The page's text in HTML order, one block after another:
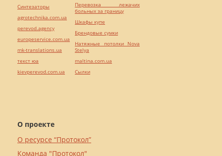
О проекте
О ресурсе “Протокол”
Команда "Протокол"
Синтезаторы
agrotechnika.com.ua
perevod.agency
europeservice.com.ua
mk-translations.ua
текст юа
kievperevod.com.ua
Перевозка лежачих
больных за границу
Шкафы купе
Брендовые сумки
Натяжные потолки Nova
Stelya
maltina.com.ua
Cылки